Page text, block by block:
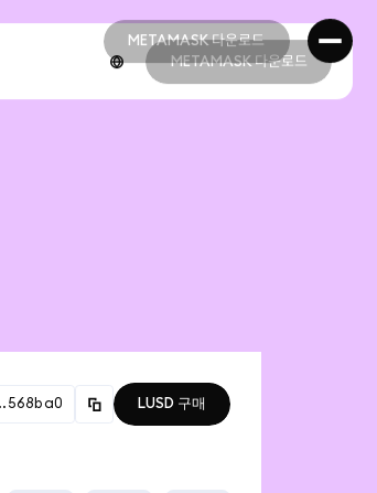
METAMASK 다운로드
METAMASK 다운로드
METAMASK 다운로드
LUSD 구매